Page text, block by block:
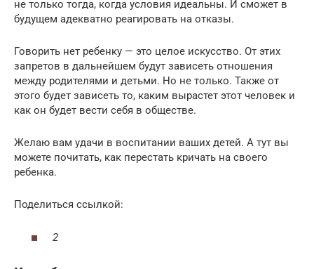
не только тогда, когда условия идеальны. И сможет в
будущем адекватно реагировать на отказы.
Говорить нет ребенку — это целое искусство. От этих
запретов в дальнейшем будут зависеть отношения
между родителями и детьми. Но не только. Также от
этого будет зависеть то, каким вырастет этот человек и
как он будет вести себя в обществе.
Желаю вам удачи в воспитании ваших детей. А тут вы
можете почитать, как перестать кричать на своего
ребенка.
Поделиться ссылкой:
2